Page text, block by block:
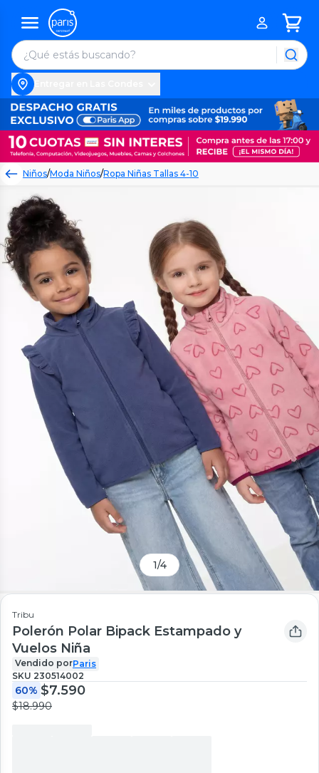
Niños/Moda Niños/Ropa Niñas Tallas 4-10
1/4
Tribu
Polerón Polar Bipack Estampado y
Vuelos Niña
Vendido porParis
SKU 230514002
60% $7.590
$18.990